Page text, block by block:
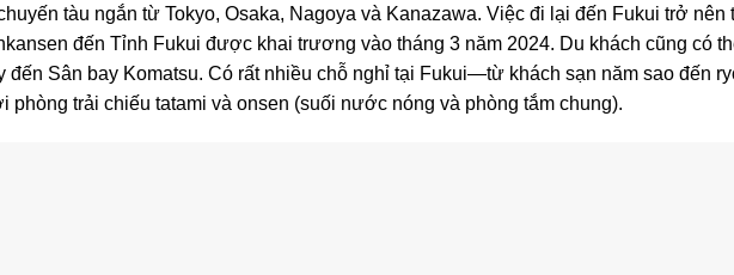
tàu ngắn từ Tokyo, Osaka, Nagoya và Kanazawa. Việc đi lại đến Fukui trở nên
đến Tỉnh Fukui được khai trương vào tháng 3 năm 2024. Du khách cũng có
đến Sân bay Komatsu. Có rất nhiều chỗ nghỉ tại Fukui—từ khách sạn năm sao đến
phòng trải chiếu tatami và onsen (suối nước nóng và phòng tắm chung).